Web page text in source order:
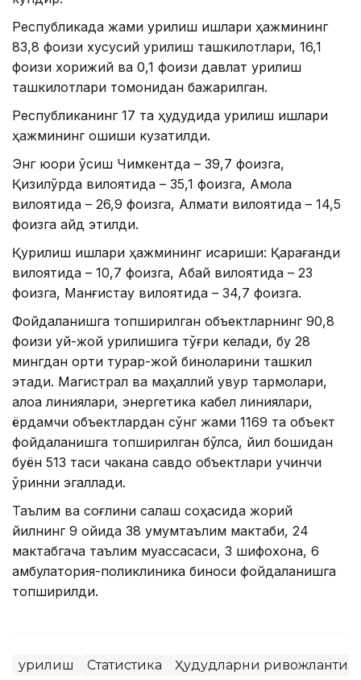
Республикада жами қурилиш ишлари ҳажмининг
83,8 фоизи хусусий қурилиш ташкилотлари, 16,1
фоизи хорижий ва 0,1 фоизи давлат қурилиш
ташкилотлари томонидан бажарилган.
Республиканинг 17 та ҳудудида қурилиш ишлари
ҳажмининг ошиши кузатилди.
Энг юқори ўсиш Чимкентда – 39,7 фоизга,
Қизилўрда вилоятида – 35,1 фоизга, Ақмола
вилоятида – 26,9 фоизга, Алмати вилоятида – 14,5
фоизга қайд этилди.
Қурилиш ишлари ҳажмининг қисқариши: Қарағанди
вилоятида – 10,7 фоизга, Абай вилоятида – 23
фоизга, Манғистау вилоятида – 34,7 фоизга.
Фойдаланишга топширилган объектларнинг 90,8
фоизи уй-жой қурилишига тўғри келади, бу 28
мингдан ортиқ турар-жой биноларини ташкил
этади. Магистрал ва маҳаллий қувур тармоқлари,
алоқа линиялари, энергетика кабел линиялари,
ёрдамчи объектлардан сўнг жами 1169 та объект
фойдаланишга топширилган бўлса, йил бошидан
буён 513 таси чакана савдо объектлари учинчи
ўринни эгаллади.
Таълим ва соғлиқни сақлаш соҳасида жорий
йилнинг 9 ойида 38 умумтаълим мактаби, 24
мактабгача таълим муассасаси, 3 шифохона, 6
амбулатория-поликлиника биноси фойдаланишга
топширилди.
Қурилиш Статистика Ҳудудларни